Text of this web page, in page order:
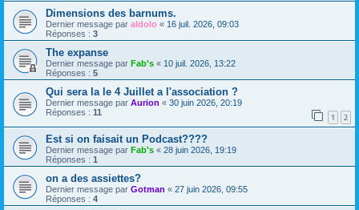
Dimensions des barnums.
Dernier message par aldolo « 16 juil. 2026, 09:03
Réponses : 3
The expanse
Dernier message par Fab's « 10 juil. 2026, 13:22
Réponses : 5
Qui sera la le 4 Juillet a l'association ?
Dernier message par Aurion « 30 juin 2026, 20:19
Réponses : 11 1 2
Est si on faisait un Podcast????
Dernier message par Fab's « 28 juin 2026, 19:19
Réponses : 1
on a des assiettes?
Dernier message par Gotman « 27 juin 2026, 09:55
Réponses : 4